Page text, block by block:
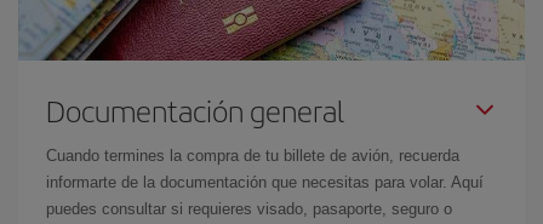
Documentación general
Cuando termines la compra de tu billete de avión, recuerda
informarte de la documentación que necesitas para volar. Aquí
puedes consultar si requieres visado, pasaporte, seguro o